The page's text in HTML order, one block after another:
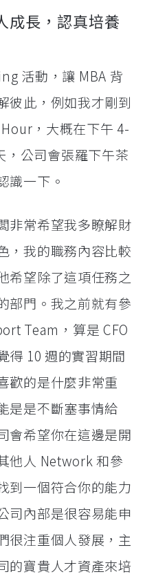
成長，認真培養
活動，讓 MBA 背
彼此，例如我才剛到
，大概在下午 4-
，公司會張羅下午茶
識一下。
非常希望我多瞭解財
，我的職務內容比較
希望除了這項任務之
部門。我之前就有參
Team，算是 CFO
得 10 週的實習期間
歡的是什麼非常重
是是不斷塞事情給
會希望你在這邊是開
他人 Network 和參
到一個符合你的能力
司內部是很容易能申
很注重個人發展，主
的寶貴人才資產來培